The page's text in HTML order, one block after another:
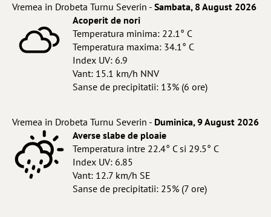
Vremea in Drobeta Turnu Severin - Sambata, 8 August 2026
Acoperit de nori
Temperatura minima: 22.1° C
Temperatura maxima: 34.1° C
Index UV: 6.9
Vant: 15.1 km/h NNV
Sanse de precipitatii: 13% (6 ore)
Vremea in Drobeta Turnu Severin - Duminica, 9 August 2026
Averse slabe de ploaie
Temperatura intre 22.4° C si 29.5° C
Index UV: 6.85
Vant: 12.7 km/h SE
Sanse de precipitatii: 25% (7 ore)